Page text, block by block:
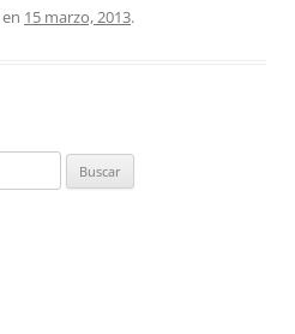
en 15 marzo, 2013.